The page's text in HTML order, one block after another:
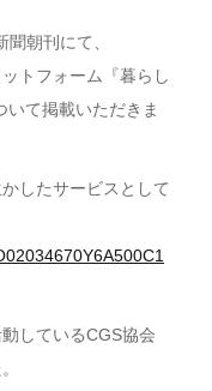
朝刊にて、
トフォーム『暮らし
いて掲載いただきま
したサービスとして
しているCGS協会